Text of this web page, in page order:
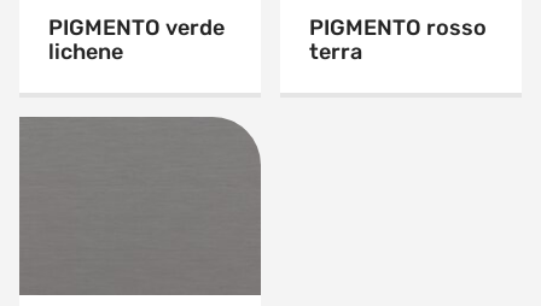
PIGMENTO verde
lichene
PIGMENTO rosso
terra